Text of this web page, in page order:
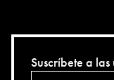
Suscríbete a